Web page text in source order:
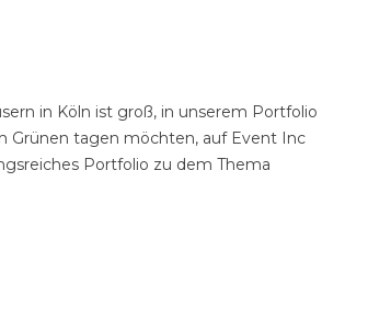
in Köln ist groß, in unserem Portfolio
Grünen tagen möchten, auf Event Inc
Portfolio zu dem Thema